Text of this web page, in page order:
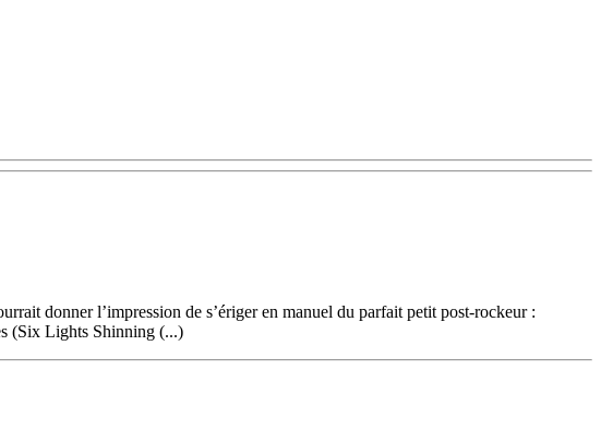
donner l’impression de s’ériger en manuel du parfait petit post-rockeur :
(Six Lights Shinning (...)